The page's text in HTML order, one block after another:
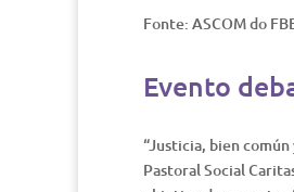
Fonte: ASCOM do
Evento
“Justicia, bien
Pastoral Social